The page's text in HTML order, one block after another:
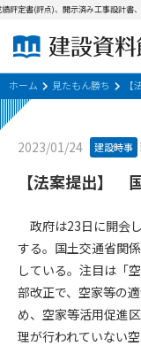
建
会
サ
定書(評点)、開示済み工事設計書、
ホーム 見たもん勝ち
2023/01/24 建設時事
【法案提出】
政府は23日に開会
する。国土交通省関
している。注目は「
部改正で、空家等の
め、空家等活用促進
理が行われていない
パスワードの再
1. 本規約は、建設
会員サービスの
2. 管理者が建設資
一部を構成する
第2条（規約の変更